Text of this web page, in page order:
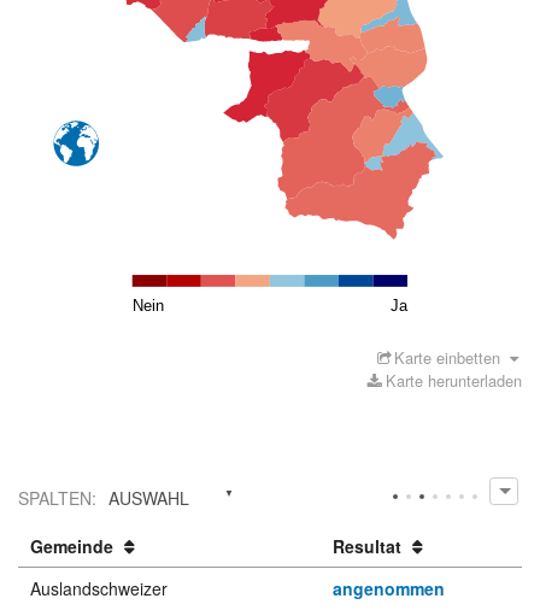
Nein Ja
Karte einbetten
Karte herunterladen
SPALTEN: AUSWAHL
Gemeinde
Resultat
Auslandschweizer
angenommen